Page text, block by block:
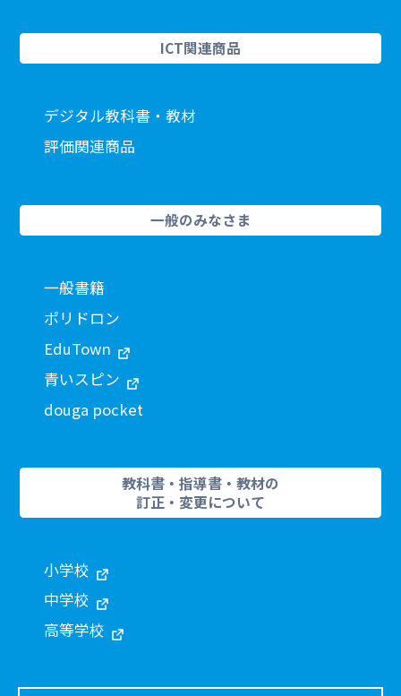
ICT関連商品
デジタル教科書・教材
評価関連商品
一般のみなさま
一般書籍
ポリドロン
EduTown
青いスピン
douga pocket
教科書・指導書・教材の
訂正・変更について
小学校
中学校
高等学校